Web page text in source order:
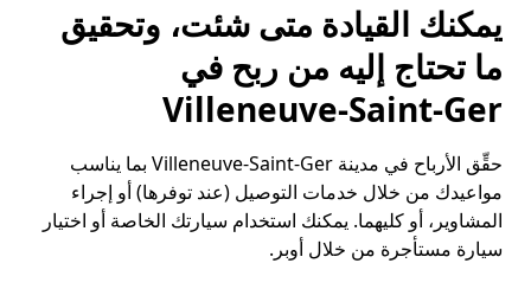
يمكنك القيادة متى شئت، وتحقيق
ما تحتاج إليه من ربح في
Villeneuve-Saint-Ger
حقِّق الأرباح في مدينة Villeneuve-Saint-Ger بما يناسب
مواعيدك من خلال خدمات التوصيل (عند توفرها) أو إجراء
المشاوير، أو كليهما. يمكنك استخدام سيارتك الخاصة أو اختيار
سيارة مستأجرة من خلال أوبر.